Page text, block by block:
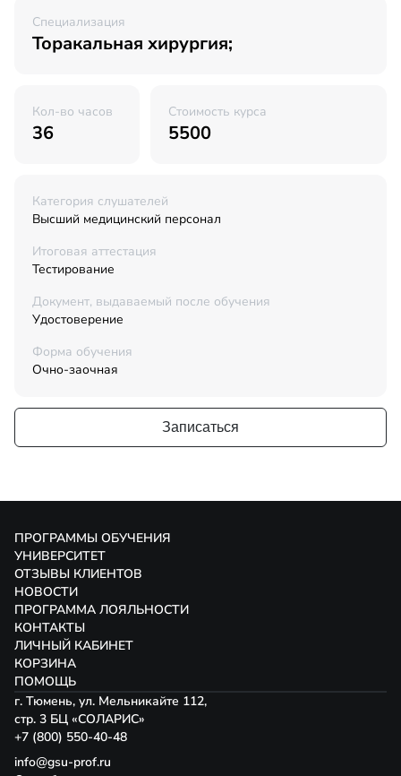
Специализация
Торакальная хирургия;
Кол-во часов
36
Стоимость курса
5500
Категория слушателей
Высший медицинский персонал
Итоговая аттестация
Тестирование
Документ, выдаваемый после обучения
Удостоверение
Форма обучения
Очно-заочная
Записаться
ПРОГРАММЫ ОБУЧЕНИЯ
УНИВЕРСИТЕТ
ОТЗЫВЫ КЛИЕНТОВ
НОВОСТИ
ПРОГРАММА ЛОЯЛЬНОСТИ
КОНТАКТЫ
ЛИЧНЫЙ КАБИНЕТ
КОРЗИНА
ПОМОЩЬ
г. Тюмень, ул. Мельникайте 112,
стр. 3 БЦ «СОЛАРИС»
+7 (800) 550-40-48
info@gsu-prof.ru